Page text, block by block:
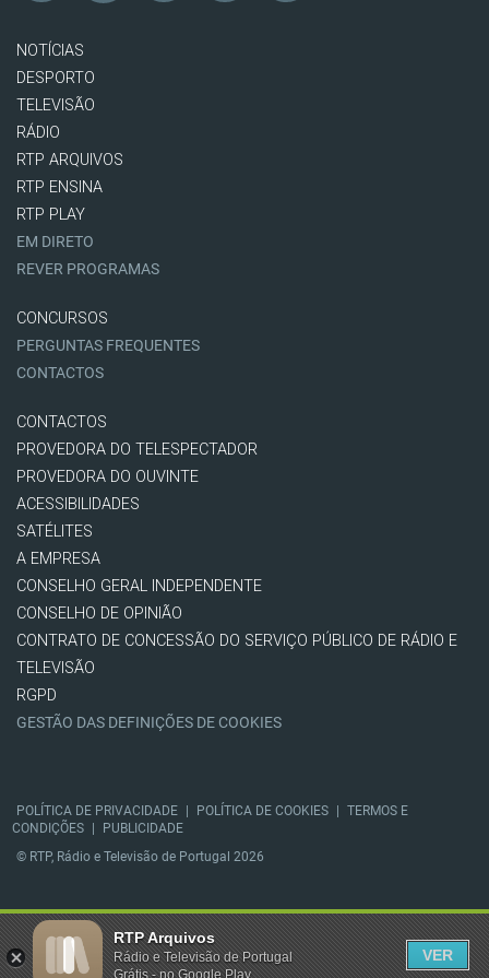
NOTÍCIAS
DESPORTO
TELEVISÃO
RÁDIO
RTP ARQUIVOS
RTP ENSINA
RTP PLAY
EM DIRETO
REVER PROGRAMAS
CONCURSOS
PERGUNTAS FREQUENTES
CONTACTOS
CONTACTOS
PROVEDORA DO TELESPECTADOR
PROVEDORA DO OUVINTE
ACESSIBILIDADES
SATÉLITES
A EMPRESA
CONSELHO GERAL INDEPENDENTE
CONSELHO DE OPINIÃO
CONTRATO DE CONCESSÃO DO SERVIÇO PÚBLICO DE RÁDIO E
TELEVISÃO
RGPD
GESTÃO DAS DEFINIÇÕES DE COOKIES
POLÍTICA DE PRIVACIDADE POLÍTICA DE COOKIES
TERMOS E
CONDIÇÕES
PUBLICIDADE
© RTP, Rádio e Televisão de Portugal 2026
RTP Arquivos
Rádio e Televisão de Portugal
Grátis - no Google Play
VER